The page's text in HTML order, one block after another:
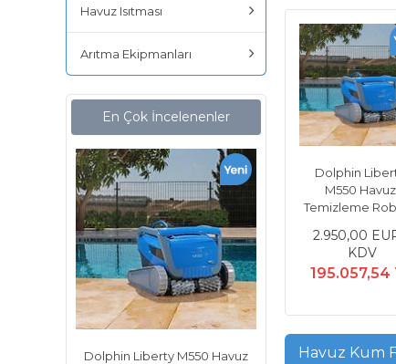
Havuz Isıtması
Arıtma Ekipmanları
En Çok İncelenenler
Dolphin Liberty M550 Havuz
Dolphin Wave
Dolphin
M550 Havuz
Temizleme
2.950,00
KDV
195.057,54
Havuz Kum